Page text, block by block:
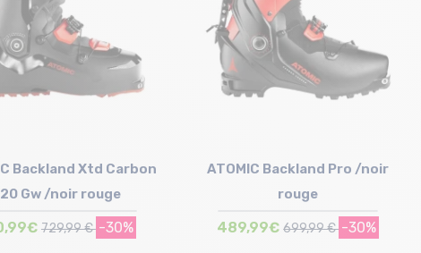
Backland Xtd Carbon
Gw /noir rouge
729,99 € -30%
ATOMIC Backland Pro /noir
rouge
489,99€ 699,99 € -30%